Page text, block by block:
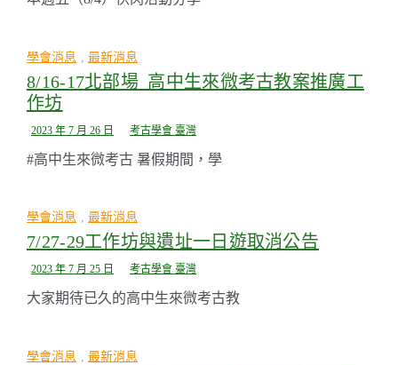
學會消息 最新消息
8/16-17北部場_高中生來微考古教案推廣工
作坊
2023 年 7 月 26 日 考古學會 臺灣
#高中生來微考古 暑假期間，學
學會消息 , 最新消息
7/27-29工作坊與遺址一日遊取消公告
2023 年 7 月 25 日 考古學會 臺灣
大家期待已久的高中生來微考古教
學會消息 , 最新消息